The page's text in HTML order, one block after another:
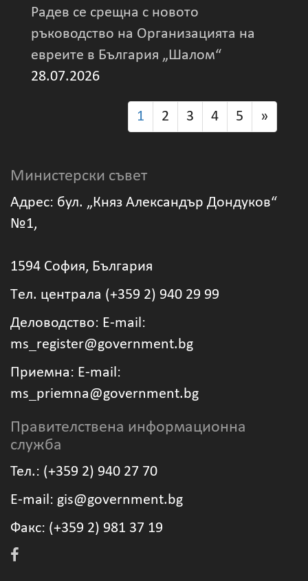
Радев се срещна с новото
ръководство на Организацията на
евреите в България „Шалом“
28.07.2026
1 2 3 4 5 »
Министерски съвет
Адрес: бул. „Княз Александър Дондуков“
№1,
1594 София, България
Tел. централа (+359 2) 940 29 99
Деловодство: Е-mail:
ms_register@government.bg
Приемна: Е-mail:
ms_priemna@government.bg
Правителствена информационна
служба
Тел.: (+359 2) 940 27 70
Е-mail: gis@government.bg
Факс: (+359 2) 981 37 19